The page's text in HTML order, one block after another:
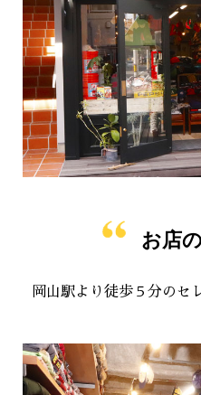
お店
岡山駅より徒歩５分のセ